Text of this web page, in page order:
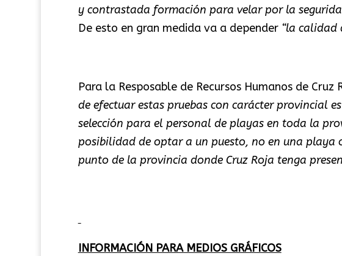
y contrastada formación para velar por la
De esto en gran medida va a depender “la calidad
Para la Resposable de Recursos Humanos de
de efectuar estas pruebas con carácter provincial
selección para el personal de playas en toda la
posibilidad de optar a un puesto, no en una playa
punto de la provincia donde Cruz Roja tenga
INFORMACIÓN PARA MEDIOS GRÁFICOS